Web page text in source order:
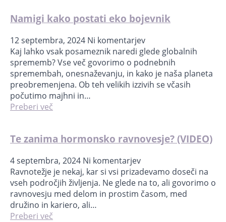
Namigi kako postati eko bojevnik
12 septembra, 2024 Ni komentarjev
Kaj lahko vsak posameznik naredi glede globalnih
sprememb? Vse več govorimo o podnebnih
spremembah, onesnaževanju, in kako je naša planeta
preobremenjena. Ob teh velikih izzivih se včasih
počutimo majhni in…
Preberi več
Te zanima hormonsko ravnovesje? (VIDEO)
4 septembra, 2024 Ni komentarjev
Ravnotežje je nekaj, kar si vsi prizadevamo doseči na
vseh področjih življenja. Ne glede na to, ali govorimo o
ravnovesju med delom in prostim časom, med
družino in kariero, ali…
Preberi več